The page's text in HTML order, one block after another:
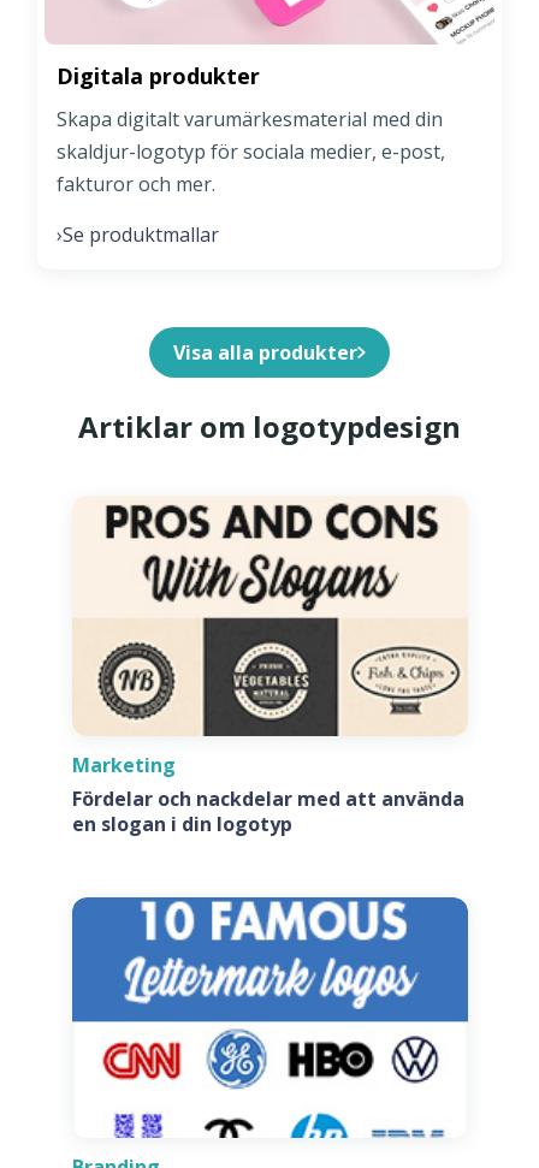
Digitala produkter
Skapa digitalt varumärkesmaterial med din
skaldjur-logotyp för sociala medier, e-post,
fakturor och mer.
›Se produktmallar
Visa alla produkter
Artiklar om logotypdesign
Marketing
Fördelar och nackdelar med att använda
en slogan i din logotyp